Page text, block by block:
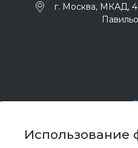
Использование
г. Москва, МКАД,